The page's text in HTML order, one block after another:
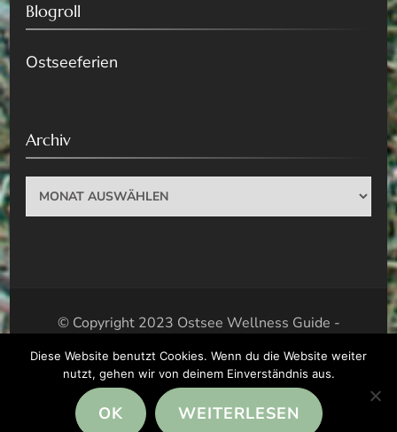
Blogroll
Ostseeferien
Archiv
Archiv
© Copyright 2023 Ostsee Wellness Guide -
Wellness Tipps für die Ostsee. Alle Rechte
vorbehalten.
Blossom Spa | Entwickelt von
Blossom Themes
Präsentiert von
WordPress . Datenschutzerklärung
Diese Website benutzt Cookies. Wenn du die Website weiter
nutzt, gehen wir von deinem Einverständnis aus.
OK WEITERLESEN